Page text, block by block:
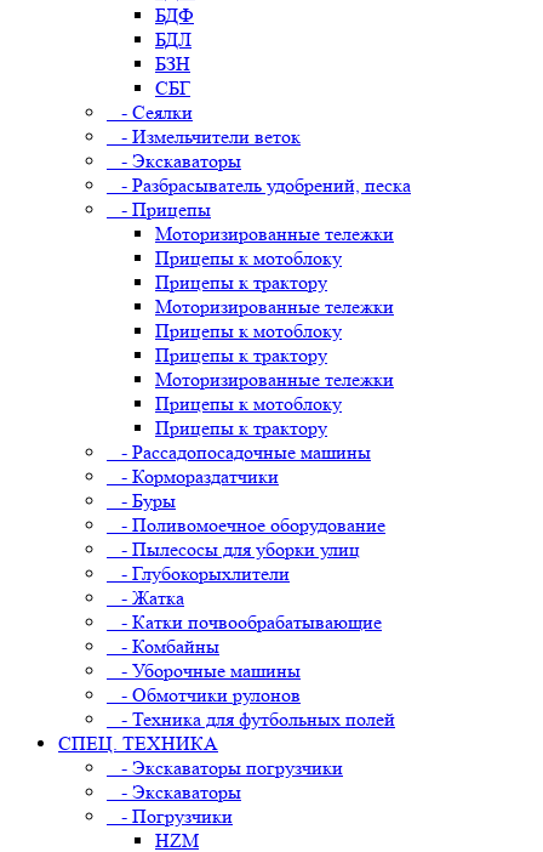
БДФ
БДЛ
БЗН
СБГ
- Сеялки
- Измельчители веток
- Экскаваторы
- Разбрасыватель удобрений, песка
- Прицепы
Моторизированные тележки
Прицепы к мотоблоку
Прицепы к трактору
Моторизированные тележки
Прицепы к мотоблоку
Прицепы к трактору
Моторизированные тележки
Прицепы к мотоблоку
Прицепы к трактору
- Рассадопосадочные машины
- Кормораздатчики
- Буры
- Поливомоечное оборудование
- Пылесосы для уборки улиц
- Глубокорыхлители
- Жатка
- Катки почвообрабатывающие
- Комбайны
- Уборочные машины
- Обмотчики рулонов
- Техника для футбольных полей
СПЕЦ. ТЕХНИКА
- Экскаваторы погрузчики
- Экскаваторы
- Погрузчики
HZM